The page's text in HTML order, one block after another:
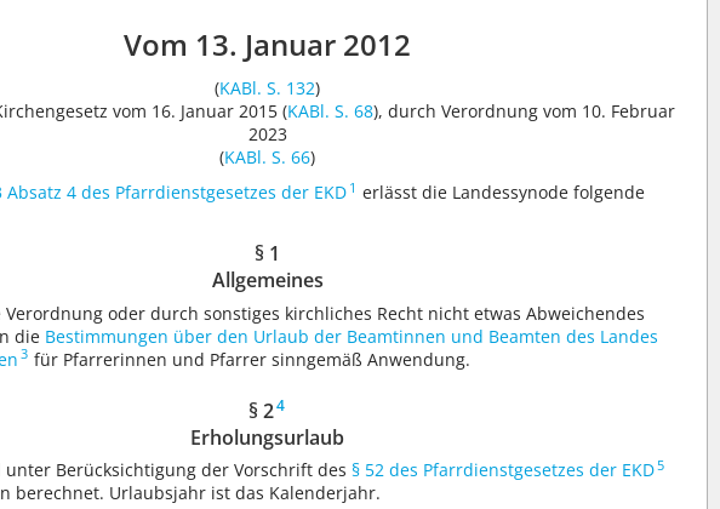
Vom 13. Januar 2012
(KABl. S. 132)
vom 16. Januar 2015 (KABl. S. 68), durch Verordnung vom 10. Februar
2023
(KABl. S. 66)
Absatz 4 des Pfarrdienstgesetzes der EKD 1 erlässt die Landessynode folgende
§ 1
Allgemeines
oder durch sonstiges kirchliches Recht nicht etwas Abweichendes
die Bestimmungen über den Urlaub der Beamtinnen und Beamten des Landes
3 für Pfarrerinnen und Pfarrer sinngemäß Anwendung.
§ 24
Erholungsurlaub
unter Berücksichtigung der Vorschrift des§ 52 des Pfarrdienstgesetzes der EKD5
berechnet. Urlaubsjahr ist das Kalenderjahr.